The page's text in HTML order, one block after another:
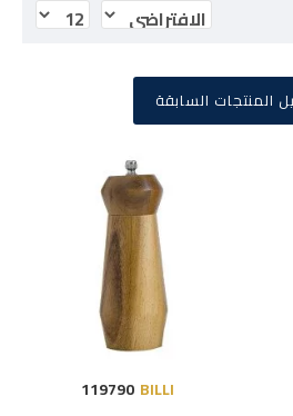
المنتجات السابقة
BILLI
119790